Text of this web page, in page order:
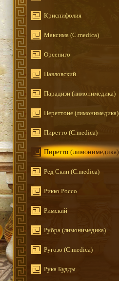
Криспифолия
Максима (C.medica)
Орсениго
Павловский
Парадизи (лимонимедика)
Переттоне (лимонимедика)
Пиретто (C.medica)
Пиретто (лимонимедика)
Ред Скин (C.medica)
Рикко Россо
Римский
Рубра (лимонимедика)
Ругозо (C.medica)
Рука Будды